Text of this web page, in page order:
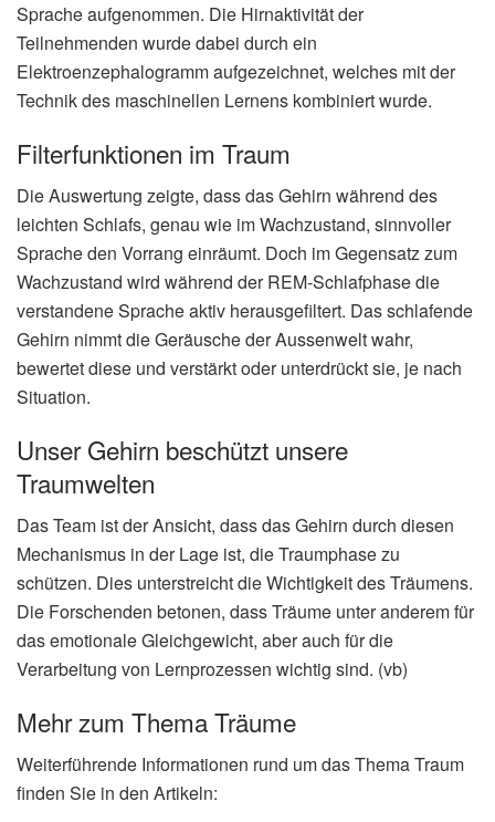
Sprache aufgenommen. Die Hirnaktivität der
Teilnehmenden wurde dabei durch ein
Elektroenzephalogramm aufgezeichnet, welches mit der
Technik des maschinellen Lernens kombiniert wurde.
Filterfunktionen im Traum
Die Auswertung zeigte, dass das Gehirn während des
leichten Schlafs, genau wie im Wachzustand, sinnvoller
Sprache den Vorrang einräumt. Doch im Gegensatz zum
Wachzustand wird während der REM-Schlafphase die
verstandene Sprache aktiv herausgefiltert. Das schlafende
Gehirn nimmt die Geräusche der Aussenwelt wahr,
bewertet diese und verstärkt oder unterdrückt sie, je nach
Situation.
Unser Gehirn beschützt unsere
Traumwelten
Das Team ist der Ansicht, dass das Gehirn durch diesen
Mechanismus in der Lage ist, die Traumphase zu
schützen. Dies unterstreicht die Wichtigkeit des Träumens.
Die Forschenden betonen, dass Träume unter anderem für
das emotionale Gleichgewicht, aber auch für die
Verarbeitung von Lernprozessen wichtig sind. (vb)
Mehr zum Thema Träume
Weiterführende Informationen rund um das Thema Traum
finden Sie in den Artikeln: